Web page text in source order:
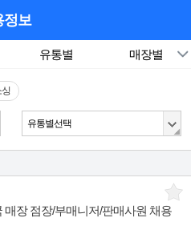
정보
유통별 매장별
싱
유통별선택
매장 점장/부매니저/판매사원 채용